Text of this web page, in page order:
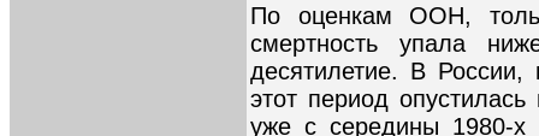
По оценкам ООН,
смертность упала
десятилетие. В
этот период
уже с середины 1980-х